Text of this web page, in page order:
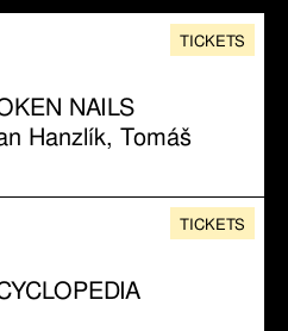
NAILS
Hanzlík, Tomáš
TICKETS
TICKETS